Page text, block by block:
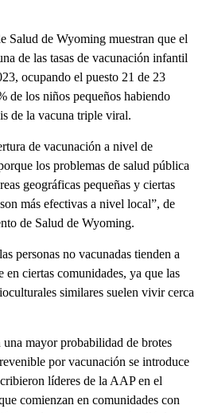
Salud de Wyoming muestran que el
de las tasas de vacunación infantil
ocupando el puesto 21 de 23
de los niños pequeños habiendo
de la vacuna triple viral.
de vacunación a nivel de
los problemas de salud pública
geográficas pequeñas y ciertas
más efectivas a nivel local”, de
de Salud de Wyoming.
personas no vacunadas tienden a
en ciertas comunidades, ya que las
similares suelen vivir cerca
una mayor probabilidad de brotes
por vacunación se introduce
líderes de la AAP en el
comienzan en comunidades con